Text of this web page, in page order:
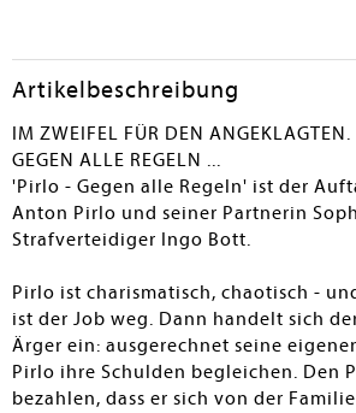
Artikelbeschreibung
IM ZWEIFEL FÜR DEN
GEGEN ALLE REGELN ...
'Pirlo - Gegen alle Regeln' ist der
Anton Pirlo und seiner Partnerin
Strafverteidiger Ingo Bott.
Pirlo ist charismatisch, chaotisch -
ist der Job weg. Dann handelt sich
Ärger ein: ausgerechnet seine
Pirlo ihre Schulden begleichen. Den
bezahlen, dass er sich von der